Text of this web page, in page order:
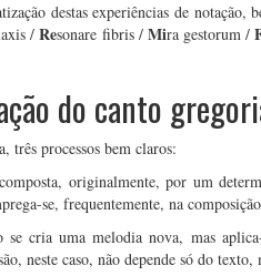
destas experiências de
/Resonare fibris /Mira gestorum /
do canto
três processos bem claros:
originalmente, por um
se, frequentemente, na
se cria uma melodia nova, mas
neste caso, não depende só do